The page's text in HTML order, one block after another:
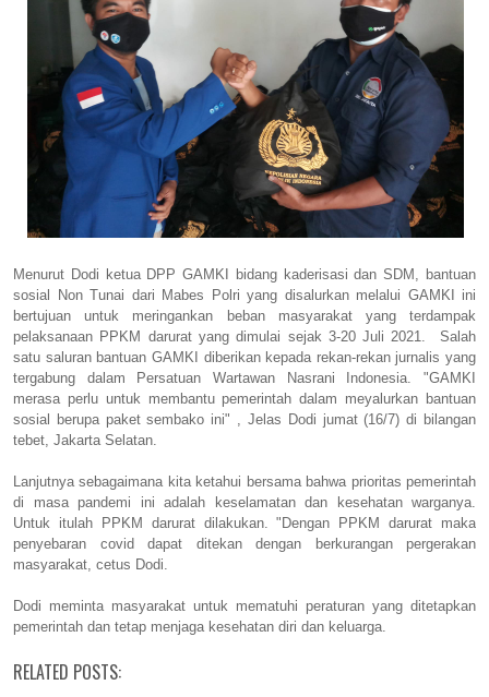
Menurut Dodi ketua DPP GAMKI bidang kaderisasi dan SDM, bantuan
sosial Non Tunai dari Mabes Polri yang disalurkan melalui GAMKI ini
bertujuan untuk meringankan beban masyarakat yang terdampak
pelaksanaan PPKM darurat yang dimulai sejak 3-20 Juli 2021. Salah
satu saluran bantuan GAMKI diberikan kepada rekan-rekan jurnalis yang
tergabung dalam Persatuan Wartawan Nasrani Indonesia. "GAMKI
merasa perlu untuk membantu pemerintah dalam meyalurkan bantuan
sosial berupa paket sembako ini" , Jelas Dodi jumat (16/7) di bilangan
tebet, Jakarta Selatan.
Lanjutnya sebagaimana kita ketahui bersama bahwa prioritas pemerintah
di masa pandemi ini adalah keselamatan dan kesehatan warganya.
Untuk itulah PPKM darurat dilakukan. "Dengan PPKM darurat maka
penyebaran covid dapat ditekan dengan berkurangan pergerakan
masyarakat, cetus Dodi.
Dodi meminta masyarakat untuk mematuhi peraturan yang ditetapkan
pemerintah dan tetap menjaga kesehatan diri dan keluarga.
RELATED POSTS: